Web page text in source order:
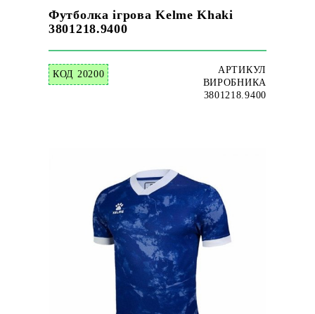
Футболка ігрова Kelme Khaki
3801218.9400
КОД 20200
АРТИКУЛ
ВИРОБНИКА
3801218.9400